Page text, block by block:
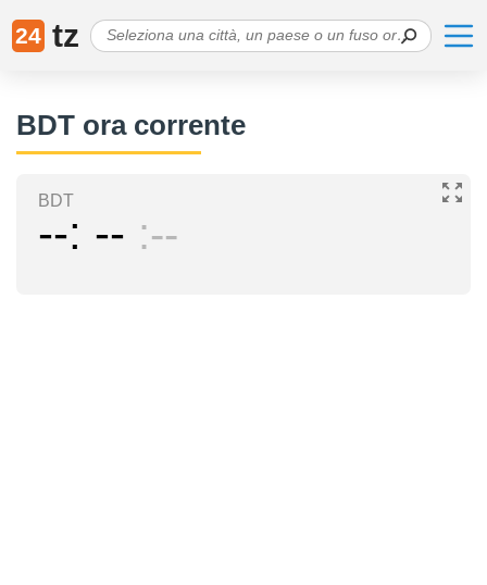
24 tz
BDT ora corrente
BDT
-- -- --